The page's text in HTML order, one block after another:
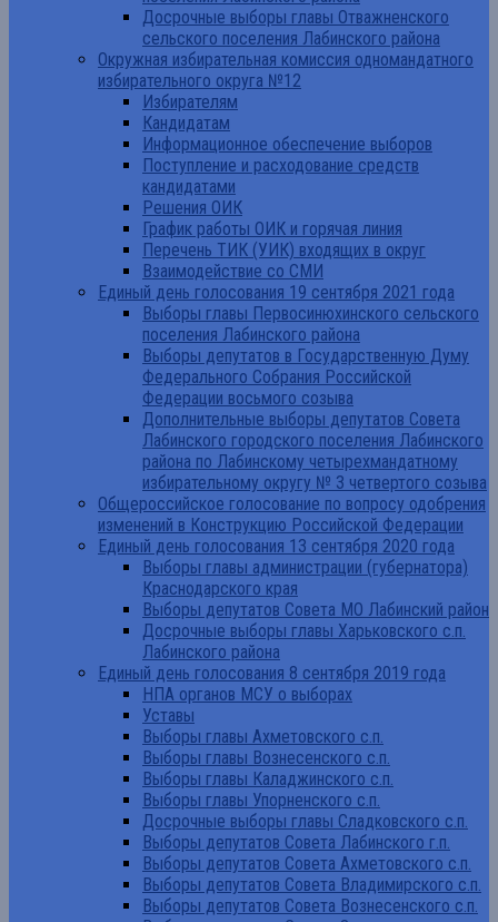
Досрочные выборы главы Отважненского
сельского поселения Лабинского района
Окружная избирательная комиссия одномандатного
избирательного округа №12
Избирателям
Кандидатам
Информационное обеспечение выборов
Поступление и расходование средств
кандидатами
Решения ОИК
График работы ОИК и горячая линия
Перечень ТИК (УИК) входящих в округ
Взаимодействие со СМИ
Единый день голосования 19 сентября 2021 года
Выборы главы Первосинюхинского сельского
поселения Лабинского района
Выборы депутатов в Государственную Думу
Федерального Собрания Российской
Федерации восьмого созыва
Дополнительные выборы депутатов Совета
Лабинского городского поселения Лабинского
района по Лабинскому четырехмандатному
избирательному округу № 3 четвертого созыва
Общероссийское голосование по вопросу одобрения
изменений в Конструкцию Российской Федерации
Единый день голосования 13 сентября 2020 года
Выборы главы администрации (губернатора)
Краснодарского края
Выборы депутатов Совета МО Лабинский район
Досрочные выборы главы Харьковского с.п.
Лабинского района
Единый день голосования 8 сентября 2019 года
НПА органов МСУ о выборах
Уставы
Выборы главы Ахметовского с.п.
Выборы главы Вознесенского с.п.
Выборы главы Каладжинского с.п.
Выборы главы Упорненского с.п.
Досрочные выборы главы Сладковского с.п.
Выборы депутатов Совета Лабинского г.п.
Выборы депутатов Совета Ахметовского с.п.
Выборы депутатов Совета Владимирского с.п.
Выборы депутатов Совета Вознесенского с.п.